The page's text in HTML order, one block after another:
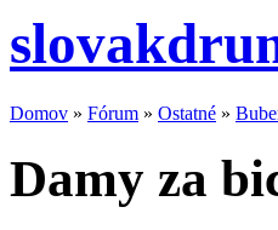
Domov » Fórum » Ostatné »
Damy za